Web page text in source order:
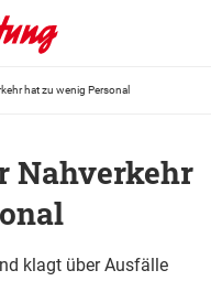
hat zu wenig Personal
Nahverkehr
klagt über Ausfälle